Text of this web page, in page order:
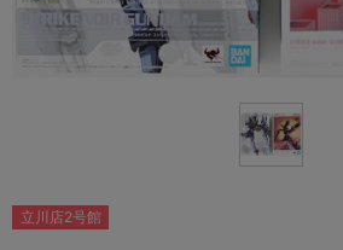
立川店2号館